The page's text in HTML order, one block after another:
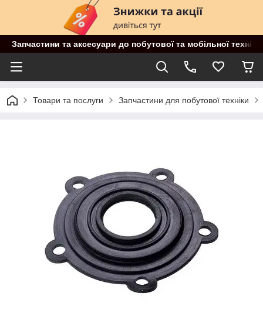
Запчастини та аксесуари до побутової та мобільної
Товари та послуги Запчастини для побутової техніки